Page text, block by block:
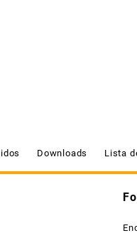
Downloads Lista